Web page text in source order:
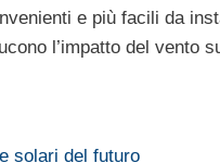
e più facili da
l’impatto del vento
solari del futuro